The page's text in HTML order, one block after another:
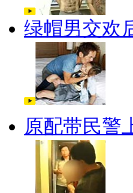
绿帽男交欢
原配带民警